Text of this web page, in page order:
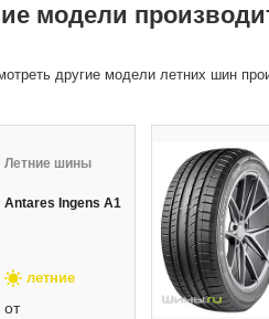
модели
другие модели летних шин
Летние шины
Antares Ingens A1
летние
от